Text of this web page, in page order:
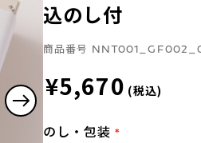
込のし付
商品番号
¥5,670 (税込)
のし・包装 *